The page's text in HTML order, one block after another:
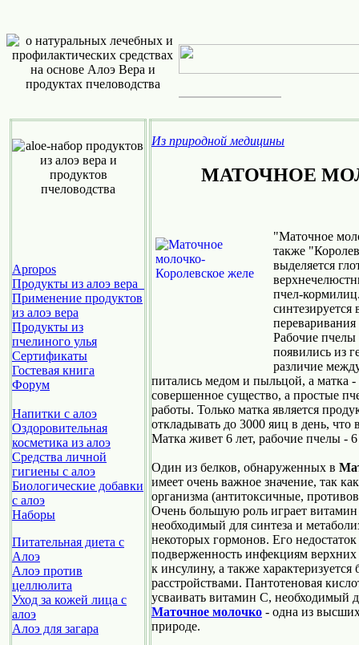
Apropos
Продукты из алоэ вера
Применение продуктов
из алоэ вера
Продукты из
пчелиного улья
Cертификаты
Гостевая книга
Форум
Напитки с алоэ
Оздоровительная
косметика из алоэ
Средства личной
гигиены с алоэ
Биологические добавки
с алоэ
Наборы
Питательная диета с
Алоэ
Алоэ против
целлюлита
Уход за кожей лица с
алоэ
Алоэ для загара
Из природной медицины
МАТОЧНОЕ
"Маточное
также
выделяется
пчел-
синтезируется
Рабочие пчелы
появились из
различие
питались медом и пыльцой, а матка
совершенное существо, а простые
работы. Только матка является
откладывать до 3000 яиц в день, что
Матка живет 6 лет, рабочие пчелы - 6
Один из белков, обнаруженных в
имеет очень важное значение, так
организма (антитоксичные,
Очень большую роль играет
необходимый для синтеза и
некоторых гормонов. Его
подверженность инфекциям
к инсулину, а также
расстройствами. Пантотеновая
усваивать витамин С, необходимый
Маточное молочко - одна из
природе.